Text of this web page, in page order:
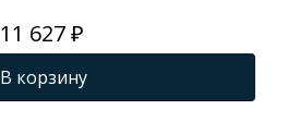
11 627 ₽
В корзину